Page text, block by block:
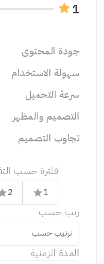
1
جودة المحتوى
سهولة الاستخدام
سرعة التحميل
التصميم والمظهر
تجاوب التصميم
فلترة حسب
1
star
2
رتب حسب
ترتيب حسب
المدة الزمنية